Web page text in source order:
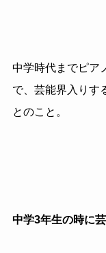
中学時代までピア
で、芸能界入りす
とのこと。
中学3年生の時に